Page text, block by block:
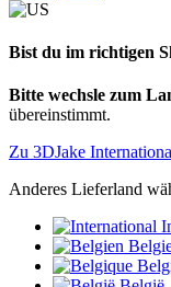
Bist du im richtigen
Bitte wechsle zum
übereinstimmt.
Zu 3DJake
Anderes Lieferland